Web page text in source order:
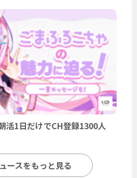
1日だけでCH登録1300人
ースをもっと見る